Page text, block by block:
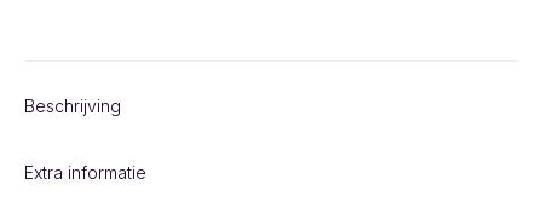
Beschrijving
Extra informatie